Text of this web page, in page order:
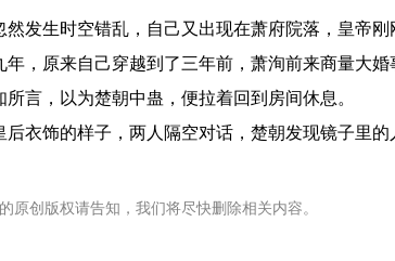
发生时空错乱，自己又出现在萧府院落，皇帝刚
，原来自己穿越到了三年前，萧洵前来商量大婚
言，以为楚朝中蛊，便拉着回到房间休息。
衣饰的样子，两人隔空对话，楚朝发现镜子里
原创版权请告知，我们将尽快删除相关内容。